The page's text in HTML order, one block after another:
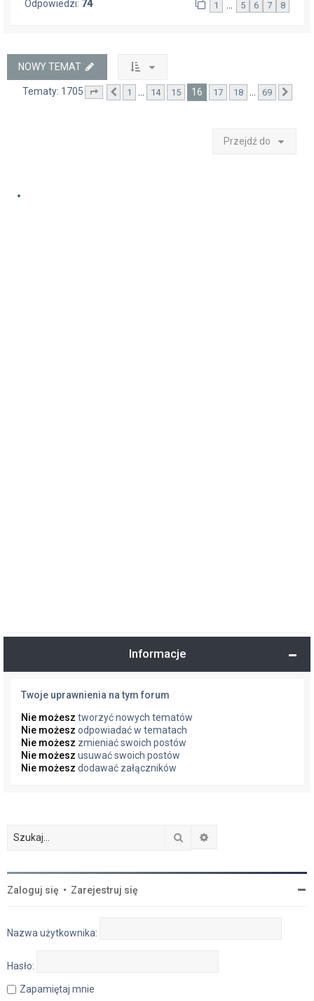
Odpowiedzi: 74 1 5 6 7 8
NOWY TEMAT
Tematy: 1705 Strona 16 z 69
Poprzednia
1 14 15 16 17 18 69
Przejdź do
Informacje
Twoje uprawnienia na tym forum
Nie możesz tworzyć nowych tematów
Nie możesz odpowiadać w tematach
Nie możesz zmieniać swoich postów
Nie możesz usuwać swoich postów
Nie możesz dodawać załączników
Szukaj
Zaloguj się • Zarejestruj się
Nazwa użytkownika:
Hasło:
Zapamiętaj mnie